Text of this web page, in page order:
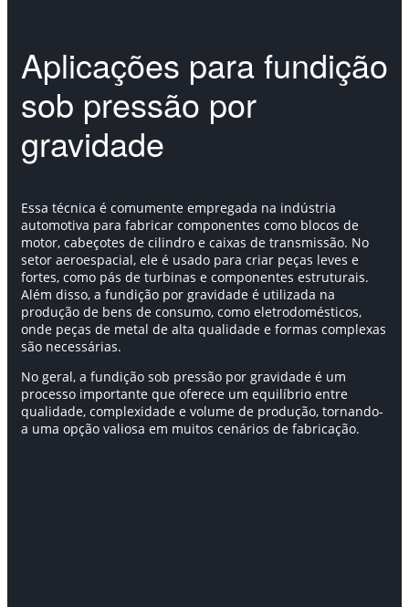
Aplicações para fundição
sob pressão por
gravidade
Essa técnica é comumente empregada na indústria
automotiva para fabricar componentes como blocos de
motor, cabeçotes de cilindro e caixas de transmissão. No
setor aeroespacial, ele é usado para criar peças leves e
fortes, como pás de turbinas e componentes estruturais.
Além disso, a fundição por gravidade é utilizada na
produção de bens de consumo, como eletrodomésticos,
onde peças de metal de alta qualidade e formas complexas
são necessárias.
No geral, a fundição sob pressão por gravidade é um
processo importante que oferece um equilíbrio entre
qualidade, complexidade e volume de produção, tornando-
a uma opção valiosa em muitos cenários de fabricação.